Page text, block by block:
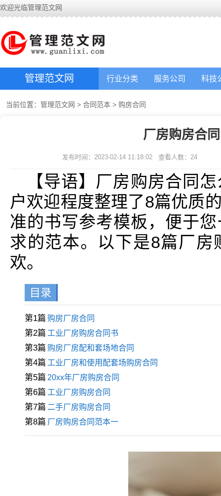
欢迎光临管理范文网
管理范文网 行业分类 服务公司 科技
当前位置： 管理范文网 > 合同范本 > 购房合同
厂房购房合
发布时间：2023-02-14 11:18:02 查看人数： 24
【导语】厂房购房合同
户欢迎程度整理了8篇优质
准的书写参考模板，便于
求的范本。以下是8篇厂
欢。
目录
第1篇 购房厂房合同
第2篇 工业厂房购房合同书
第3篇 购房厂房配和套场地合同
第4篇 工业厂房和使用配套场购房合同
第5篇 20xx年厂房购房合同
第6篇 工业厂房购房合同
第7篇 二手厂房购房合同
第8篇 厂房购房合同范本一